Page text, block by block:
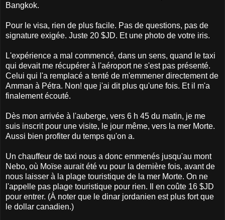
Bangkok.
Pour le visa, rien de plus facile. Pas de questions, pas de
signature exigée. Juste 20 $JD. Et une photo de votre iris.
L'expérience a mal commencé, dans un sens, quand le taxi
qui devait me récupérer à l'aéroport ne s'est pas présenté.
Celui qui l'a remplacé a tenté de m'emmener directement de
Amman à Pétra. Non! que j'ai dit plus qu'une fois. Et il m'a
finalement écouté.
Dès mon arrivée à l'auberge, vers 6 h 45 du matin, je me
suis inscrit pour une visite, le jour même, vers la mer Morte.
Aussi bien profiter du temps qu'on a.
Un chauffeur de taxi nous a donc emmenés jusqu'au mont
Nebo, où Moïse aurait été vu pour la dernière fois, avant de
nous laisser à la plage touristique de la mer Morte. On ne
l'appelle pas plage touristique pour rien. Il en coûte 16 $JD
pour entrer. (À noter que le dinar jordanien est plus fort que
le dollar canadien.)